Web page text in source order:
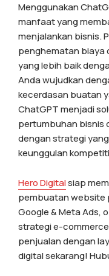
Menggunakan
manfaat yang
menjalankan bisnis.
penghematan biaya
yang lebih baik
Anda wujudkan
kecerdasan buatan
ChatGPT menjadi
pertumbuhan bisnis
dengan strategi
keunggulan
Hero Digitalsiap
pembuatan website
Google & Meta Ads,
strategi e-
penjualan dengan
digital sekarang!